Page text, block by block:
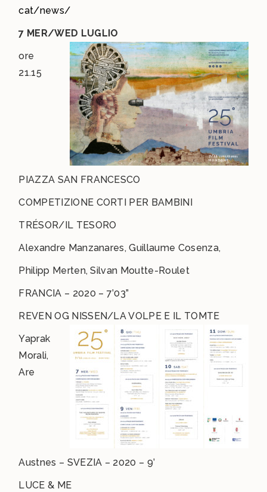
cat/news/
7 MER/WED LUGLIO
ore
21.15
PIAZZA SAN FRANCESCO
COMPETIZIONE CORTI PER BAMBINI
TRÉSOR/IL TESORO
Alexandre Manzanares, Guillaume Cosenza,
Philipp Merten, Silvan Moutte-Roulet
FRANCIA – 2020 – 7’03”
REVEN OG NISSEN/LA VOLPE E IL TOMTE
Yaprak
Morali,
Are
Austnes – SVEZIA – 2020 – 9’
LUCE & ME